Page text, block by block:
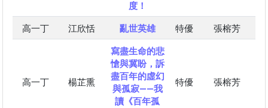
度！
高一丁 江欣恬 亂世英雄 特優 張榕芳
高一丁 楊芷熏
寫盡生命的悲
愴與冀盼，訴
盡百年的虛幻
與孤寂——我
讀《百年孤
特優 張榕芳